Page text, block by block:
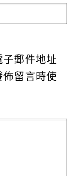
子郵件地址
佈留言時使